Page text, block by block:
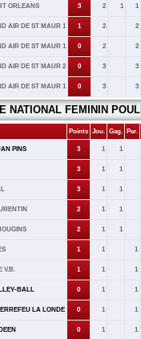
ORLEANS 3 2 1 1
AIR DE ST MAUR 1 1 2 2
AIR DE ST MAUR 1 0 2 2
AIR DE ST MAUR 2 0 3 3
AIR DE ST MAUR 1 0 3 3
NATIONAL FEMININ
Points Jou. Gag. Per.
PINS 3 1 1
3 1 1
3 1 1
2 1 1
2 1 1
1 1 1
V.B. 1 1 1
BALL 0 1 1
LA LONDE 0 1 1
0 1 1